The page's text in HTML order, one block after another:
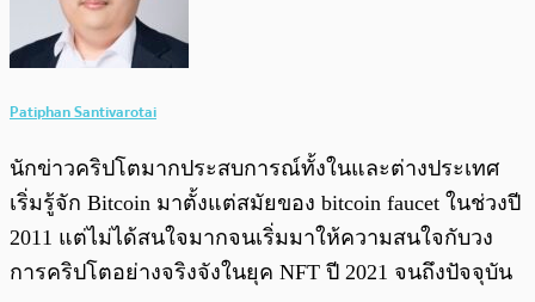
Patiphan Santivarotai
นักข่าวคริปโตมากประสบการณ์ทั้งในและต่างประเทศ
เริ่มรู้จัก Bitcoin มาตั้งแต่สมัยของ bitcoin faucet ในช่วงปี
2011 แต่ไม่ได้สนใจมากจนเริ่มมาให้ความสนใจกับวง
การคริปโตอย่างจริงจังในยุค NFT ปี 2021 จนถึงปัจจุบัน